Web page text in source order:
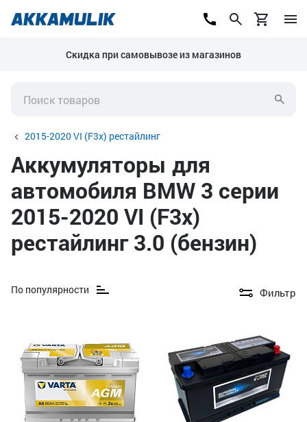
Скидка при самовывозе из магазинов
2015-2020 VI (F3x) рестайлинг
Аккумуляторы для
автомобиля BMW 3 серии
2015-2020 VI (F3x)
рестайлинг 3.0 (бензин)
По популярности Фильтр